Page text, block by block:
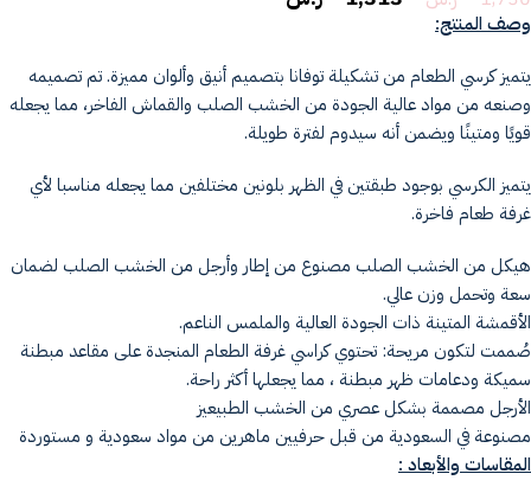
وصف المنتج:
يتميز كرسي الطعام من تشكيلة توفانا بتصميم أنيق وألوان مميزة. تم تصميمه
وصنعه من مواد عالية الجودة من الخشب الصلب والقماش الفاخر، مما يجعله
قويًا ومتينًا ويضمن أنه سيدوم لفترة طويلة.
يتميز الكرسي بوجود طبقتين في الظهر بلونين مختلفين مما يجعله مناسبا لأي
غرفة طعام فاخرة.
هيكل من الخشب الصلب مصنوع من إطار وأرجل من الخشب الصلب لضمان
سعة وتحمل وزن عالي.
الأقمشة المتينة ذات الجودة العالية والملمس الناعم.
صُممت لتكون مريحة: تحتوي كراسي غرفة الطعام المنجدة على مقاعد مبطنة
سميكة ودعامات ظهر مبطنة ، مما يجعلها أكثر راحة.
الأرجل مصممة بشكل عصري من الخشب الطبيعيز
مصنوعة في السعودية من قبل حرفيين ماهرين من مواد سعودية و مستوردة
المقاسات والأبعاد :